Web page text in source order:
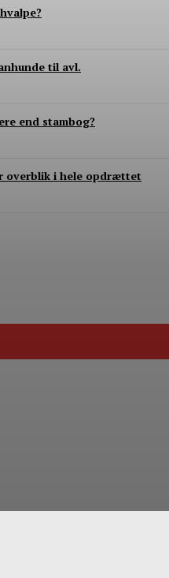
til avl.
end stambog?
overblik i hele opdrættet